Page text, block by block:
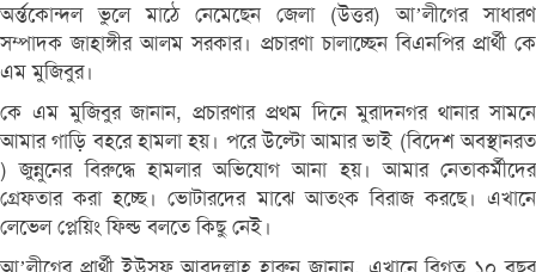
অর্ন্তকোন্দল ভুলে মাঠে নেমেছেন জেলা (উত্তর) আ’লীগের সাধারণ
সম্পাদক জাহাঙ্গীর আলম সরকার। প্রচারণা চালাচ্ছেন বিএনপির প্রার্থী কে
এম মুজিবুর।
কে এম মুজিবুর জানান, প্রচারণার প্রথম দিনে মুরাদনগর থানার সামনে
আমার গাড়ি বহরে হামলা হয়। পরে উল্টো আমার ভাই (বিদেশ অবস্থানরত
) জুন্নুনের বিরুদ্ধে হামলার অভিযোগ আনা হয়। আমার নেতাকর্মীদের
গ্রেফতার করা হচ্ছে। ভোটারদের মাঝে আতংক বিরাজ করছে। এখানে
লেভেল প্লেয়িং ফিল্ড বলতে কিছু নেই।